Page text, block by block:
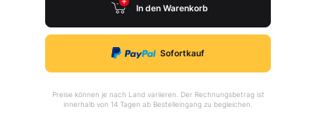
In den Warenkorb
Sofortkauf
Preise können je nach Land variieren. Der Rechnungsbetrag ist
innerhalb von 14 Tagen ab Bestelleingang zu begleichen.